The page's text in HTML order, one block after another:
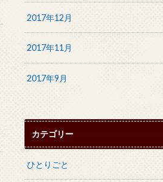
2017年12月
2017年11月
2017年9月
カテゴリー
ひとりごと